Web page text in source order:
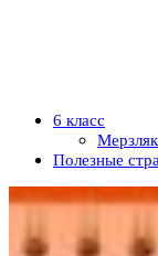
6 класс
Полезные